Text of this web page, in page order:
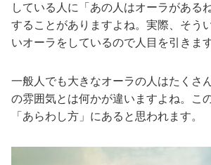
している人に「あの人はオーラがある
することがありますよね。実際、そう
いオーラをしているので人目を引きます
一般人でも大きなオーラの人はたくさ
の雰囲気とは何かが違いますよね。こ
「あらわし方」にあると思われます。